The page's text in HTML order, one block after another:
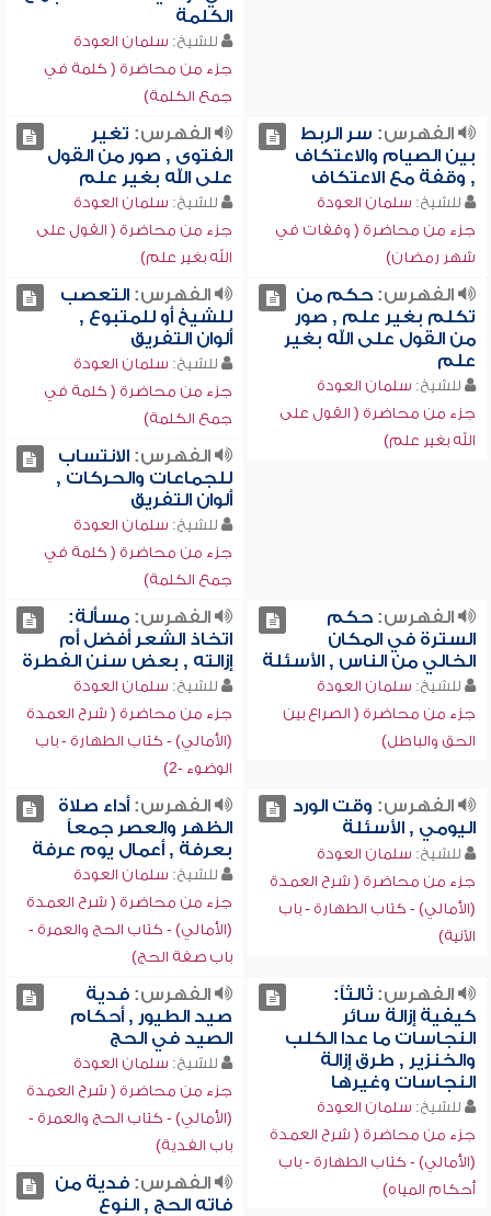
الكلمة
للشيخ: سلمان العودة
جزء من محاضرة ( كلمة في
جمع الكلمة)
الفهرس: سر الربط
بين الصيام والاعتكاف
, وقفة مع الاعتكاف
للشيخ: سلمان العودة
جزء من محاضرة ( وقفات في
شهر رمضان)
الفهرس: تغير
الفتوى , صور من القول
على الله بغير علم
للشيخ: سلمان العودة
جزء من محاضرة ( القول على
الله بغير علم)
الفهرس:حكم من
تكلم بغير علم , صور
من القول على الله بغير
علم
للشيخ: سلمان العودة
جزء من محاضرة ( القول على
الله بغير علم)
الفهرس:التعصب
للشيخ أو للمتبوع ,
ألوان التفريق
للشيخ: سلمان العودة
جزء من محاضرة ( كلمة في
جمع الكلمة)
الفهرس:الانتساب
للجماعات والحركات ,
ألوان التفريق
للشيخ: سلمان العودة
جزء من محاضرة ( كلمة في
جمع الكلمة)
الفهرس:حكم
السترة في المكان
الخالي من الناس , الأسئلة
للشيخ: سلمان العودة
جزء من محاضرة ( الصراع بين
الحق والباطل)
الفهرس:مسألة:
اتخاذ الشعر أفضل أم
إزالته , بعض سنن الفطرة
للشيخ: سلمان العودة
جزء من محاضرة ( شرح العمدة
(الأمالي) - كتاب الطهارة - باب
الوضوء -2)
الفهرس: وقت الورد
اليومي , الأسئلة
للشيخ: سلمان العودة
جزء من محاضرة ( شرح العمدة
(الأمالي) - كتاب الطهارة - باب
الآنية)
الفهرس:أداء صلاة
الظهر والعصر جمعاً
بعرفة , أعمال يوم عرفة
للشيخ: سلمان العودة
جزء من محاضرة ( شرح العمدة
(الأمالي) - كتاب الحج والعمرة -
باب صفة الحج)
الفهرس:ثالثاً:
كيفية إزالة سائر
النجاسات ما عدا الكلب
والخنزير , طرق إزالة
النجاسات وغيرها
للشيخ: سلمان العودة
جزء من محاضرة ( شرح العمدة
(الأمالي) - كتاب الطهارة - باب
أحكام المياه)
الفهرس:فدية
صيد الطيور , أحكام
الصيد في الحج
للشيخ: سلمان العودة
جزء من محاضرة ( شرح العمدة
(الأمالي) - كتاب الحج والعمرة -
باب الفدية)
الفهرس:فدية من
فاته الحج , النوع